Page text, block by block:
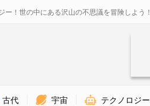
！世の中にある沢山の不思議を冒険しよう！
古代 宇宙 テクノロジー